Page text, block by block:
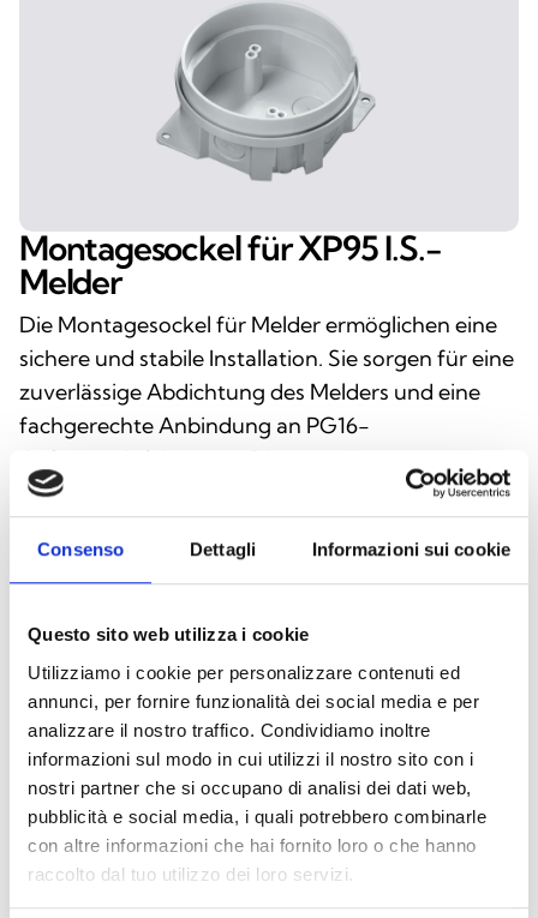
Consenso Dettagli Informazioni sui cookie
Questo sito web utilizza i cookie
Utilizziamo i cookie per personalizzare contenuti ed
annunci, per fornire funzionalità dei social media e per
analizzare il nostro traffico. Condividiamo inoltre
informazioni sul modo in cui utilizzi il nostro sito con i
nostri partner che si occupano di analisi dei dati web,
pubblicità e social media, i quali potrebbero combinarle
con altre informazioni che hai fornito loro o che hanno
raccolto dal tuo utilizzo dei loro servizi.
Montagesockel für XP95 I.S.-
Melder
Die Montagesockel für Melder ermöglichen eine
sichere und stabile Installation. Sie sorgen für eine
zuverlässige Abdichtung des Melders und eine
fachgerechte Anbindung an PG16-
Aufputzrohrleitungen. Die aus robustem
Kunststoff gefertigten Sockel sind für PG16-
Aufputzrohrleitungen ausgelegt, schützen vor
Umwelteinflüssen und erleichtern die Integration
in Brandmeldesysteme.